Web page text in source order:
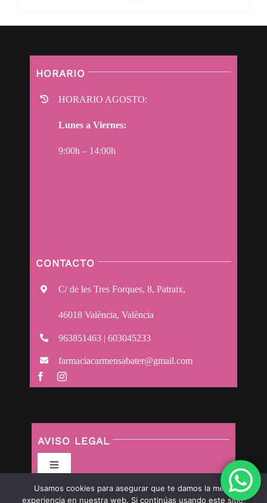
HORARIO
HORARIO AGOSTO:
Lunes a Viernes:
9:00h – 14:00h
CONTACTO
C/ de les Tres Forques, 8, Patraix,
46018 València, València
963851463 | 603045233
farmaciacarmensabater@gmail.com
AVISO LEGAL
Toggle
Política de privacidad
Usamos cookies para asegurar que te damos la mejor
experiencia en nuestra web. Si continúas usando este sitio,